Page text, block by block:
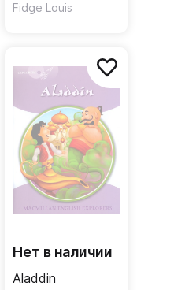
Fidge Louis
Нет в наличии
Aladdin